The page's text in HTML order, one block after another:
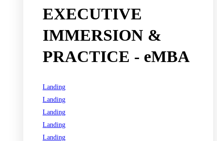
EXECUTIVE
IMMERSION &
PRACTICE - eMBA
Landing
Landing
Landing
Landing
Landing